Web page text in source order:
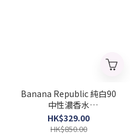
Banana Republic 純白90
中性濃香水
150ml(Barcode:
840797153035)
HK$329.00
HK$850.00